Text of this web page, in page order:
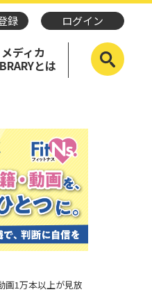
録 ログイン
メディカ
とは
画1万本以上が見放